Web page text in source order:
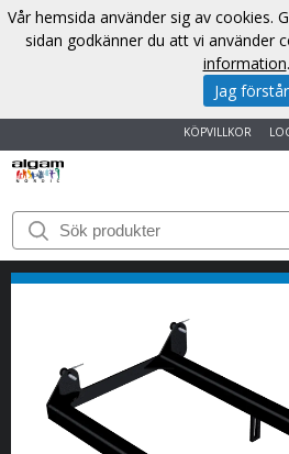
KÖPVILLKOR
START
VARUMÄRKEN
NYHETER
OM
OSS
Vår hemsida använder sig av cookies.
sidan godkänner du att vi använder
information.
Jag förstår